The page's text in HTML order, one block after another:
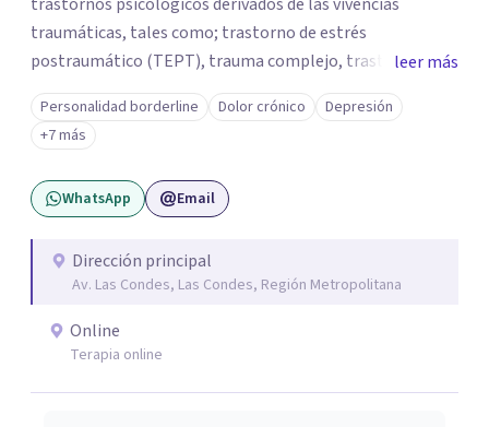
traumáticas, tales como; trastorno de estrés
postraumático (TEPT), trauma complejo, trastornos
disociativos, ansiedad, depresión, trastorno límite de la
personalidad. Como también la posibilidad de salir
adelante y reparar el daño en quienes han sido víctimas
de abuso, violencia de género, maltrato en ambiente
laboral o mobbing, entre otros. Mi enfoque es
personas puedan sentirse escuchadas y apoyadas, en su
camino hacia la sanación y transformación de sus heridas
leer más
Personalidad borderline Dolor crónico
Depresión
+7 más
WhatsApp Email
Dirección principal
Av. Las Condes, Las Condes, Región Metropolitana
Online
Terapia online